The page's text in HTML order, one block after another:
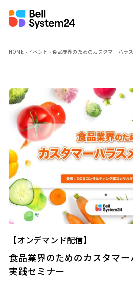
HOME イベント 食品業界のためのカスタマーハラ
【オンデマンド配信】
食品業界のためのカスタマ
実践セミナー